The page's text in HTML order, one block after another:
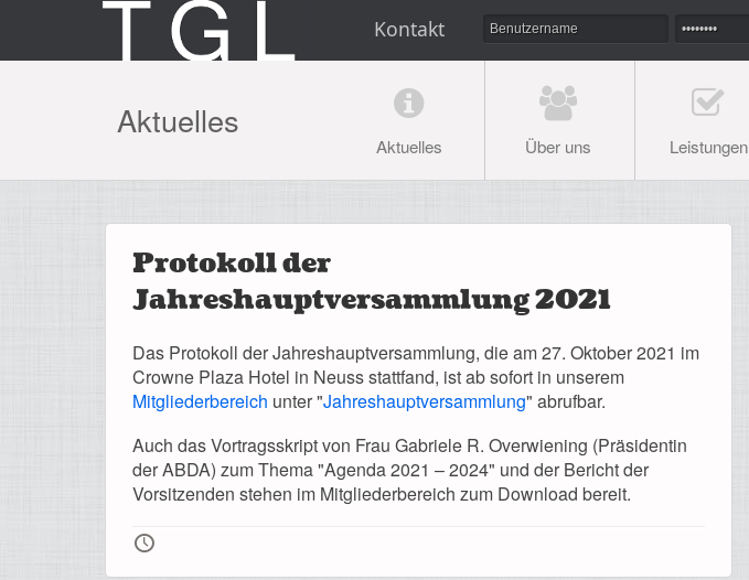
Kontakt
Aktuelles
Aktuelles Über uns Leistungen
Protokoll der
Jahreshauptversammlung 2021
Das Protokoll der Jahreshauptversammlung, die am 27. Oktober 2021 im
Crowne Plaza Hotel in Neuss stattfand, ist ab sofort in unserem
Mitgliederbereich unter "Jahreshauptversammlung" abrufbar.
Auch das Vortragsskript von Frau Gabriele R. Overwiening (Präsidentin
der ABDA) zum Thema "Agenda 2021 – 2024" und der Bericht der
Vorsitzenden stehen im Mitgliederbereich zum Download bereit.
🕔